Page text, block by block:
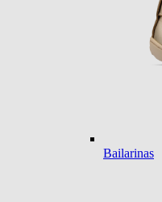
Bailarinas